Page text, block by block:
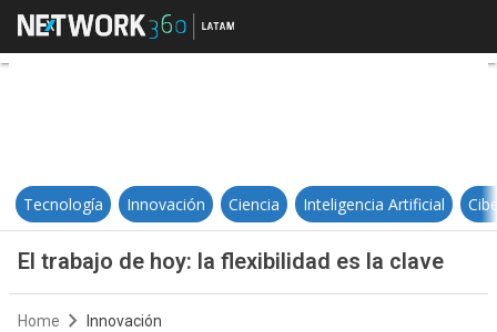
El trabajo de hoy: la flexibilidad es
Tecnología Innovación Ciencia Inteligencia Artificial
El trabajo de hoy: la flexibilidad es la clave
Home Innovación